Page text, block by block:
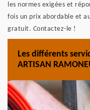
les normes exigées et
fois un prix abordable et
gratuit. Contactez-le !
Les différents
ARTISAN